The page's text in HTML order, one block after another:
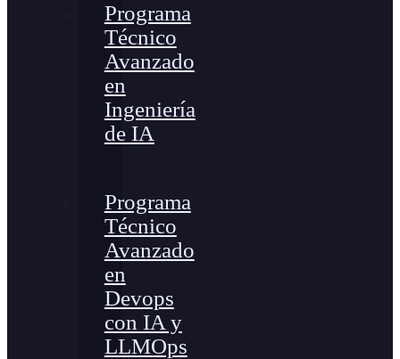
Programa
Técnico
Avanzado
en
Ingeniería
de IA
Programa
Técnico
Avanzado
en
Devops
con IA y
LLMOps